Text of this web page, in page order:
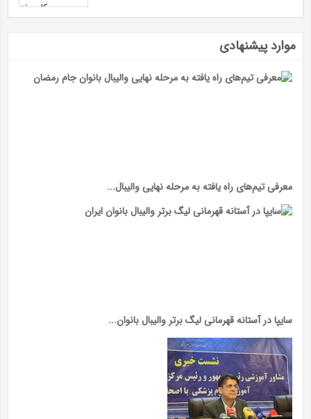
موارد پیشنهادی
معرفی تیم‌های راه یافته به مرحله نهایی والیبال...
سایپا در آستانه قهرمانی لیگ برتر والیبال بانوان...